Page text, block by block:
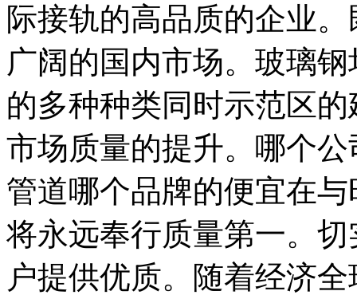
际接轨的高品质的企业
广阔的国内市场。玻璃
的多种种类同时示范区
市场质量的提升。哪个
管道哪个品牌的便宜在
将永远奉行质量第一。
户提供优质。随着经济